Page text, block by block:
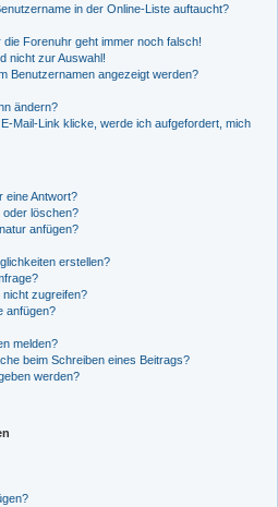
in der Online-Liste auftaucht?
Forenuhr geht immer noch falsch!
nicht zur Auswahl!
Benutzernamen angezeigt werden?
ändern?
Mail-Link klicke, werde ich aufgefordert, mich
eine Antwort?
oder löschen?
anfügen?
erstellen?
zugreifen?
anfügen?
melden?
beim Schreiben eines Beitrags?
werden?